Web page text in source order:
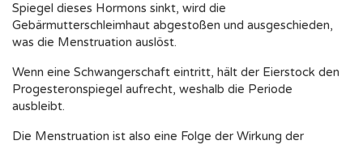
Spiegel dieses Hormons sinkt, wird die
Gebärmutterschleimhaut abgestoßen und ausgeschieden,
was die Menstruation auslöst.
Wenn eine Schwangerschaft eintritt, hält der Eierstock den
Progesteronspiegel aufrecht, weshalb die Periode
ausbleibt.
Die Menstruation ist also eine Folge der Wirkung der